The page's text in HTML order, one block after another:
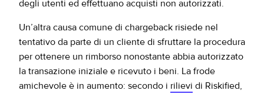
degli utenti ed effettuano acquisti non autorizzati.
Un’altra causa comune di chargeback risiede nel
tentativo da parte di un cliente di sfruttare la procedura
per ottenere un rimborso nonostante abbia autorizzato
la transazione iniziale e ricevuto i beni. La frode
amichevole è in aumento: secondo i rilievi di Riskified,